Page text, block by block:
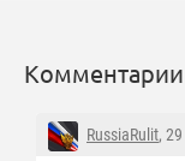
Комментарии
RussiaRulit,